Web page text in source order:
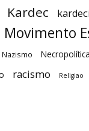
Kardec
Movimento
Nazismo Necropolítica
racismo Religiao